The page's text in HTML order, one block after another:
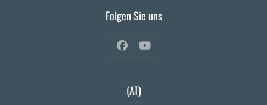
Folgen Sie uns
FacebookYouTube
(AT)